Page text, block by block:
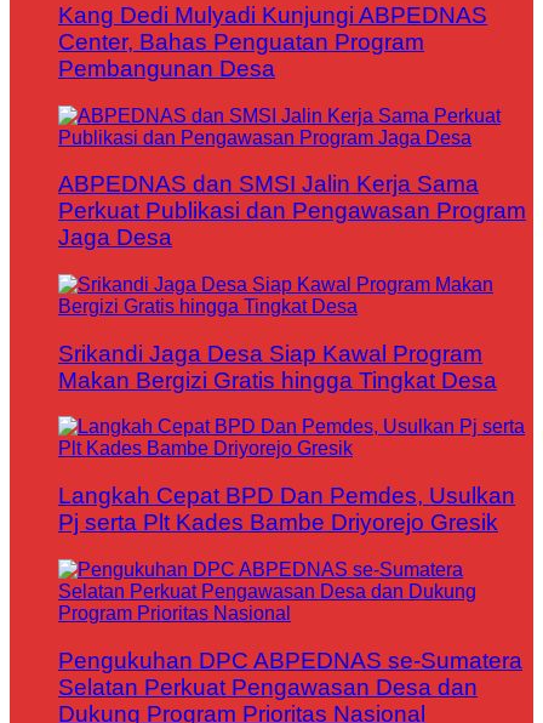
Kang Dedi Mulyadi Kunjungi ABPEDNAS
Center, Bahas Penguatan Program
Pembangunan Desa
ABPEDNAS dan SMSI Jalin Kerja Sama
Perkuat Publikasi dan Pengawasan Program
Jaga Desa
Srikandi Jaga Desa Siap Kawal Program
Makan Bergizi Gratis hingga Tingkat Desa
Langkah Cepat BPD Dan Pemdes, Usulkan
Pj serta Plt Kades Bambe Driyorejo Gresik
Pengukuhan DPC ABPEDNAS se-Sumatera
Selatan Perkuat Pengawasan Desa dan
Dukung Program Prioritas Nasional